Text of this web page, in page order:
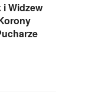
i Widzew